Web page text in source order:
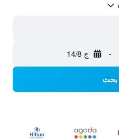
- ج 14/8
بحث